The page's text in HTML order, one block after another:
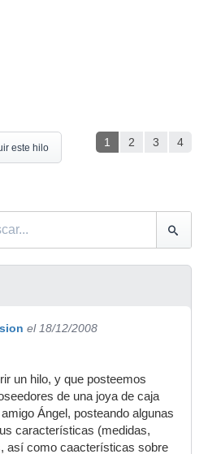
1 2 3 4
este hilo
el 18/12/2008
un hilo, y que posteemos
de una joya de caja
Ángel, posteando algunas
características (medidas,
así como caacterísticas sobre